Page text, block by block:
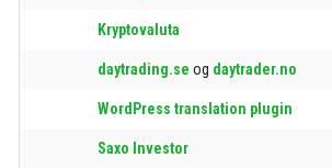
Kryptovaluta
daytrading.se og daytrader.no
WordPress translation plugin
Saxo Investor